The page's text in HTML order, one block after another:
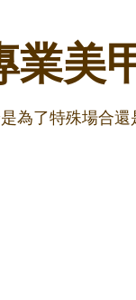
業美
為了特殊場合